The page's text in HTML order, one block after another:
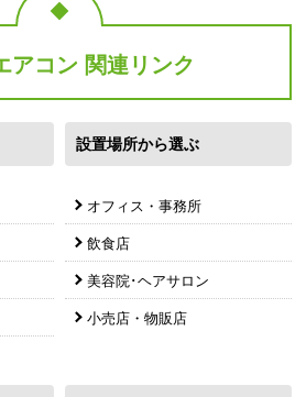
アコン 関連リンク
設置場所から選ぶ
オフィス・事務所
飲食店
美容院･ヘアサロン
小売店・物販店